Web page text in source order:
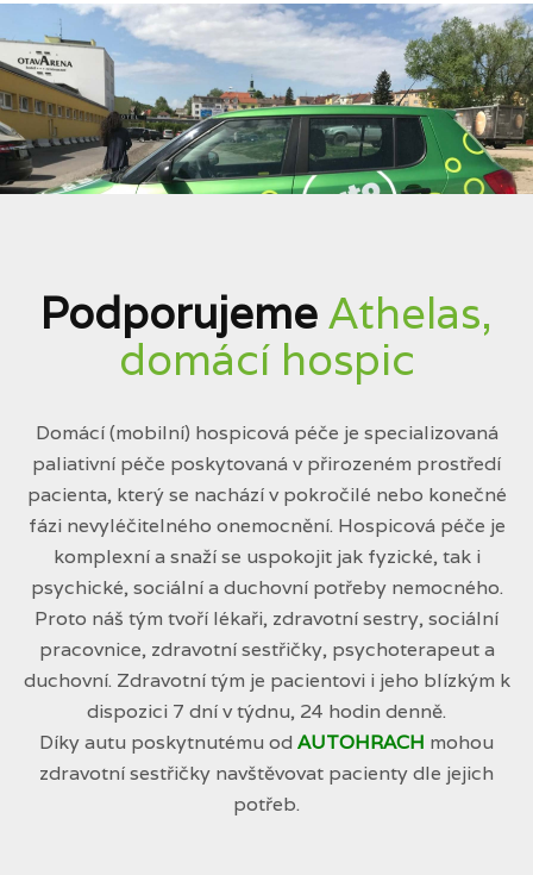
PodporujemeAthelas,
domácí hospic
Domácí (mobilní) hospicová péče je specializovaná
paliativní péče poskytovaná v přirozeném prostředí
pacienta, který se nachází v pokročilé nebo konečné
fázi nevyléčitelného onemocnění. Hospicová péče je
komplexní a snaží se uspokojit jak fyzické, tak i
psychické, sociální a duchovní potřeby nemocného.
Proto náš tým tvoří lékaři, zdravotní sestry, sociální
pracovnice, zdravotní sestřičky, psychoterapeut a
duchovní. Zdravotní tým je pacientovi i jeho blízkým k
dispozici 7 dní v týdnu, 24 hodin denně.
Díky autu poskytnutému od AUTOHRACH mohou
zdravotní sestřičky navštěvovat pacienty dle jejich
potřeb.